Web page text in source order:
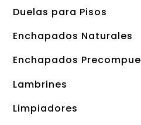
Duelas para Pisos
Enchapados Naturales
Enchapados
Lambrines
Limpiadores